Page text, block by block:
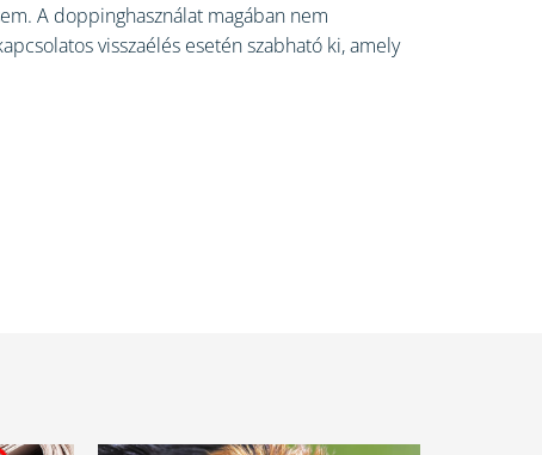
A doppinghasználat magában nem
visszaélés esetén szabható ki, amely